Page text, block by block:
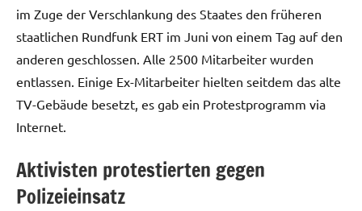
im Zuge der Verschlankung des Staates den früheren
staatlichen Rundfunk ERT im Juni von einem Tag auf den
anderen geschlossen. Alle 2500 Mitarbeiter wurden
entlassen. Einige Ex-Mitarbeiter hielten seitdem das alte
TV-Gebäude besetzt, es gab ein Protestprogramm via
Internet.
Aktivisten protestierten gegen
Polizeieinsatz